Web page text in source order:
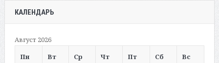
КАЛЕНДАРЬ
Август 2026
Пн
Вт Ср Чт Пт Сб Вс